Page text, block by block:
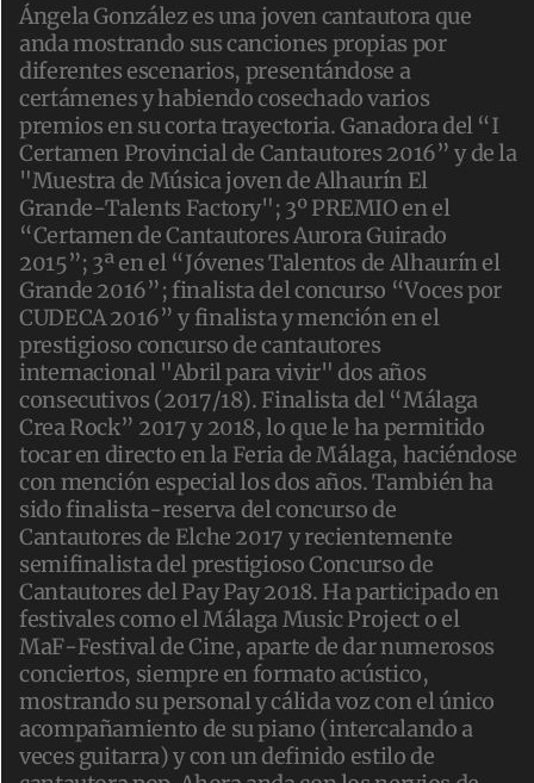
Ángela González es una joven cantautora que
anda mostrando sus canciones propias por
diferentes escenarios, presentándose a
certámenes y habiendo cosechado varios
premios en su corta trayectoria. Ganadora del “I
Certamen Provincial de Cantautores 2016” y de la
"Muestra de Música joven de Alhaurín El
Grande-Talents Factory"; 3º PREMIO en el
“Certamen de Cantautores Aurora Guirado
2015”; 3ª en el “Jóvenes Talentos de Alhaurín el
Grande 2016”; finalista del concurso “Voces por
CUDECA 2016” y finalista y mención en el
prestigioso concurso de cantautores
internacional "Abril para vivir" dos años
consecutivos (2017/18). Finalista del “Málaga
Crea Rock” 2017 y 2018, lo que le ha permitido
tocar en directo en la Feria de Málaga, haciéndose
con mención especial los dos años. También ha
sido finalista-reserva del concurso de
Cantautores de Elche 2017 y recientemente
semifinalista del prestigioso Concurso de
Cantautores del Pay Pay 2018. Ha participado en
festivales como el Málaga Music Project o el
MaF-Festival de Cine, aparte de dar numerosos
conciertos, siempre en formato acústico,
mostrando su personal y cálida voz con el único
acompañamiento de su piano (intercalando a
veces guitarra) y con un definido estilo de